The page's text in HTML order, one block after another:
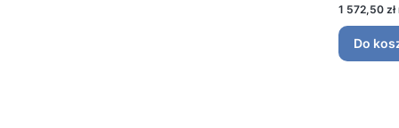
Cena
1 572,50 zł
Do